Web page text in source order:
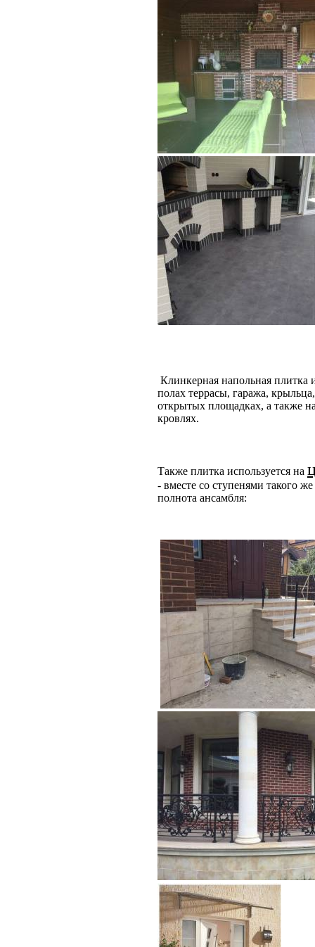
Клинкерная напольная плитка
полах террасы, гаража,
открытых площадках, а также
кровлях.
Также плитка используется на
- вместе со ступенями такого же
полнота ансамбля: